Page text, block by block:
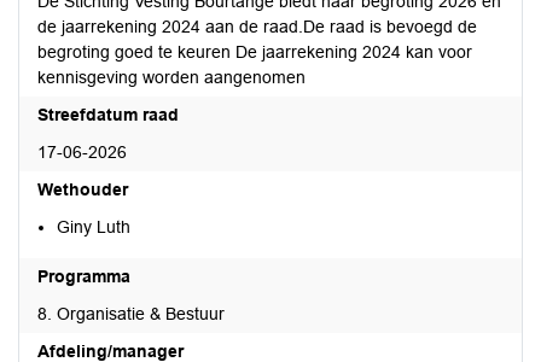
de jaarrekening 2024 aan de raad.De raad is bevoegd de
begroting goed te keuren De jaarrekening 2024 kan voor
kennisgeving worden aangenomen
Streefdatum raad
17-06-2026
Wethouder
Giny Luth
Programma
8. Organisatie & Bestuur
Afdeling/manager